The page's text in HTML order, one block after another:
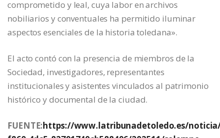
comprometido y leal, cuya labor en archivos
nobiliarios y conventuales ha permitido iluminar
aspectos esenciales de la historia toledana».
El acto contó con la presencia de miembros de la
Sociedad, investigadores, representantes
institucionales y asistentes vinculados al patrimonio
histórico y documental de la ciudad.
FUENTE:https://www.latribunadetoledo.es/